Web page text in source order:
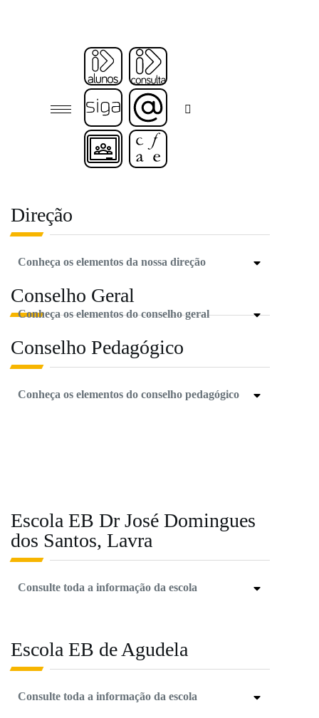
Direção
Conheça os elementos da nossa direção
Conselho Geral
Conheça os elementos do conselho geral
Conselho Pedagógico
Conheça os elementos do conselho pedagógico
Escola EB Dr José Domingues
dos Santos, Lavra
Consulte toda a informação da escola
Escola EB de Agudela
Consulte toda a informação da escola